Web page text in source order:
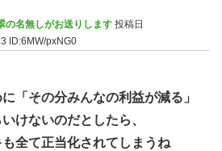
の名無しがお送りします 投稿日
ID:6MW/pxNG0
「その分みんなの利益が減る」
けないのだとしたら、
全て正当化されてしまうね